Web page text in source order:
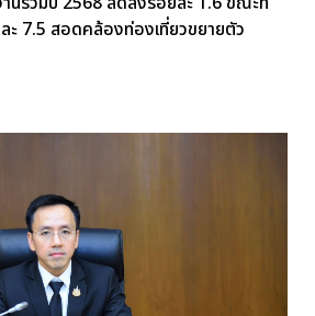
ะ 7.5 สอดคล้องท่องเที่ยวขยายตัว